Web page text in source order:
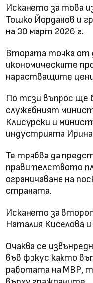
Искането за това
Тошко Йорданов и
на 30 март 2026 г.
Втората точка от
икономическите
нарастващите
По този въпрос ще
служебният
Клисурски и
индустрията
Те трябва да
правителството
ограничаване на
страната.
Искането за
Наталия Киселова
Очаква се
във фокус както
работата на МВР,